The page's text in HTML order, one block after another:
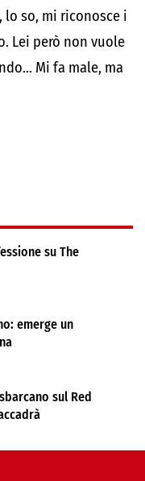
lo so, mi riconosce i
Lei però non vuole
Mi fa male, ma
su The
emerge un
sul Red